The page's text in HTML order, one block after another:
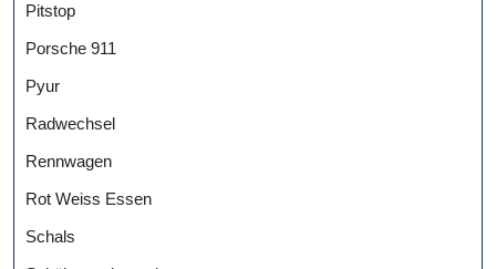
Pitstop
Porsche 911
Pyur
Radwechsel
Rennwagen
Rot Weiss Essen
Schals